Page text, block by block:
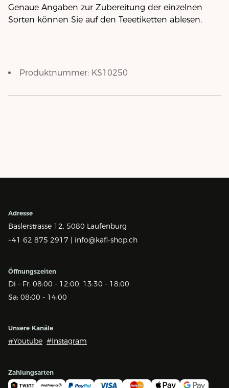
Genaue Angaben zur Zubereitung der einzelnen
Sorten können Sie auf den Teeetiketten ablesen.
Produktnummer: KS10250
Adresse
Baslerstrasse 12, 5080 Laufenburg
+41 62 875 2917 | info@kafi-shop.ch
Öffnungszeiten
Di - Fr: 08:00 - 12:00, 13:30 - 18:00
Sa: 08:00 - 14:00
Unsere Kanäle
#Youtube #Instagram
Zahlungsarten